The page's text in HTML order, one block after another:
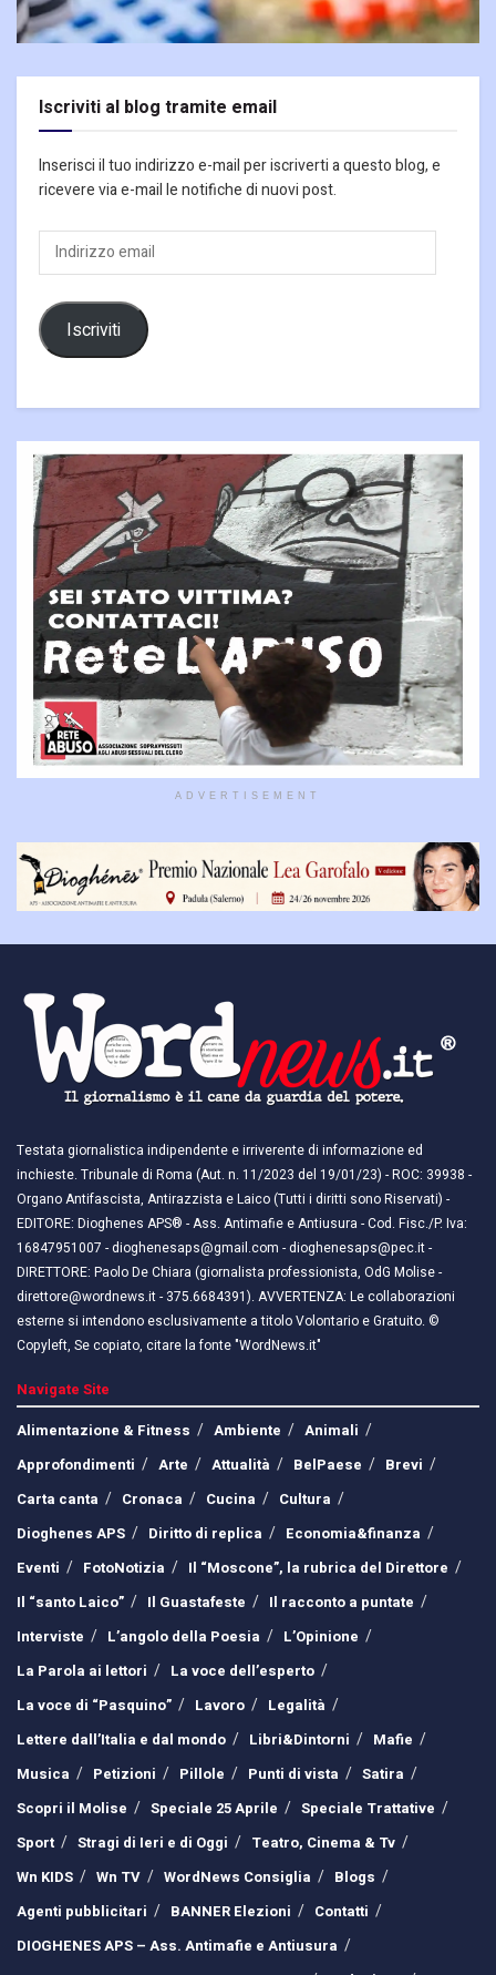
Iscriviti al blog tramite email
Inserisci il tuo indirizzo e-mail per iscriverti a questo blog, e
ricevere via e-mail le notifiche di nuovi post.
Indirizzo
email
Iscriviti
ADVERTISEMENT
Testata giornalistica indipendente e irriverente di informazione ed
inchieste. Tribunale di Roma (Aut. n. 11/2023 del 19/01/23) - ROC: 39938 -
Organo Antifascista, Antirazzista e Laico (Tutti i diritti sono Riservati) -
EDITORE: Dioghenes APS® - Ass. Antimafie e Antiusura - Cod. Fisc./P. Iva:
16847951007 - dioghenesaps@gmail.com - dioghenesaps@pec.it - ​​
DIRETTORE: Paolo De Chiara (giornalista professionista, OdG Molise -
direttore@wordnews.it - ​​375.6684391). AVVERTENZA: Le collaborazioni
esterne si intendono esclusivamente a titolo Volontario e Gratuito. ©
Copyleft, Se copiato, citare la fonte "WordNews.it"
Navigate Site
Alimentazione & Fitness
Ambiente
Animali
Approfondimenti
Arte Attualità BelPaese
Brevi
Carta canta
Cronaca Cucina
Cultura
Dioghenes APS
Diritto di replica
Economia&finanza
Eventi
FotoNotizia
Il “Moscone”, la rubrica del Direttore
Il “santo Laico”
Il Guastafeste
Il racconto a puntate
Interviste
L’angolo della Poesia
L’Opinione
La Parola ai lettori
La voce dell’esperto
La voce di “Pasquino”
Lavoro
Legalità
Lettere dall’Italia e dal mondo
Libri&Dintorni
Mafie
Musica
Petizioni Pillole Punti di vista
Satira
Scopri il Molise
Speciale 25 Aprile
Speciale Trattative
Sport
Stragi di Ieri e di Oggi
Teatro, Cinema & Tv
Wn KIDS
Wn TV WordNews Consiglia
Blogs
Agenti pubblicitari
BANNER Elezioni
Contatti
DIOGHENES APS – Ass. Antimafie e Antiusura